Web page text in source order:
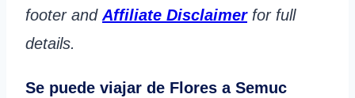
footer and Affiliate Disclaimerfor full
details.
Se puede viajar de Flores a Semuc